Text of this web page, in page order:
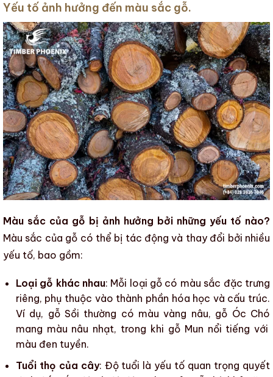
Yếu tố ảnh hưởng đến màu sắc gỗ.
Màu sắc của gỗ bị ảnh hưởng bởi những yếu tố nào?
Màu sắc của gỗ có thể bị tác động và thay đổi bởi nhiều
yếu tố, bao gồm:
Loại gỗ khác nhau: Mỗi loại gỗ có màu sắc đặc trưng
riêng, phụ thuộc vào thành phần hóa học và cấu trúc.
Ví dụ, gỗ Sồi thường có màu vàng nâu, gỗ Óc Chó
mang màu nâu nhạt, trong khi gỗ Mun nổi tiếng với
màu đen tuyền.
Tuổi thọ của cây: Độ tuổi là yếu tố quan trọng quyết